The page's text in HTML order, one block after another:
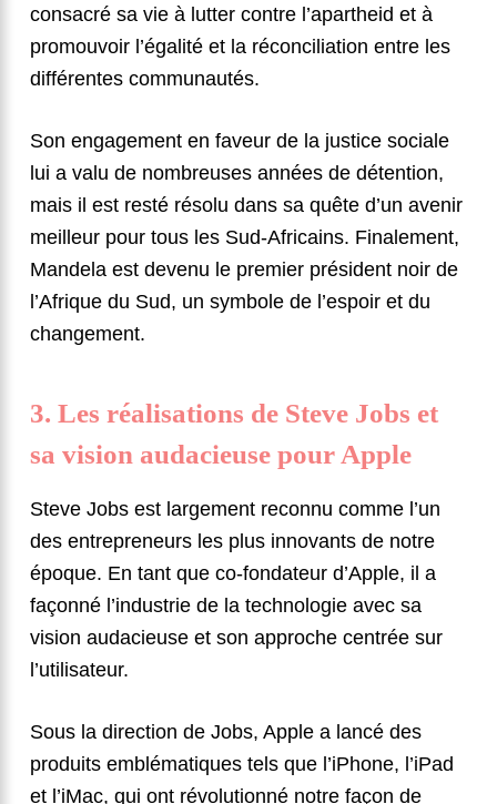
consacré sa vie à lutter contre l’apartheid et à
promouvoir l’égalité et la réconciliation entre les
différentes communautés.
Son engagement en faveur de la justice sociale
lui a valu de nombreuses années de détention,
mais il est resté résolu dans sa quête d’un avenir
meilleur pour tous les Sud-Africains. Finalement,
Mandela est devenu le premier président noir de
l’Afrique du Sud, un symbole de l’espoir et du
changement.
3. Les réalisations de Steve Jobs et
sa vision audacieuse pour Apple
Steve Jobs est largement reconnu comme l’un
des entrepreneurs les plus innovants de notre
époque. En tant que co-fondateur d’Apple, il a
façonné l’industrie de la technologie avec sa
vision audacieuse et son approche centrée sur
l’utilisateur.
Sous la direction de Jobs, Apple a lancé des
produits emblématiques tels que l’iPhone, l’iPad
et l’iMac, qui ont révolutionné notre façon de